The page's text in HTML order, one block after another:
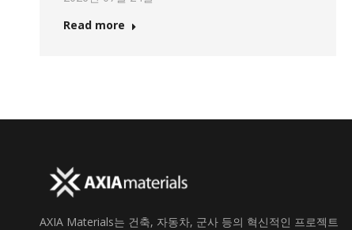
Read more
AXIA Materials는 건축, 자동차, 군사 등의 혁신적인 프로젝트